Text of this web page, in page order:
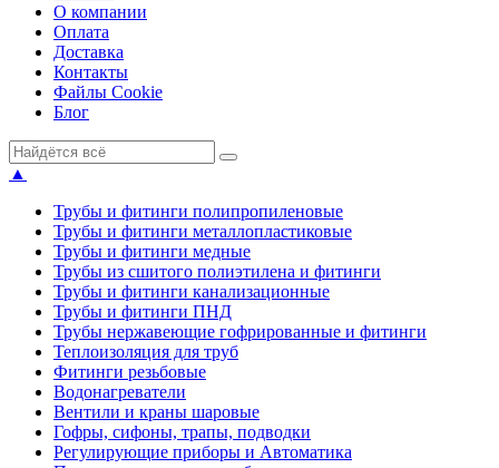
О компании
Оплата
Доставка
Контакты
Файлы Cookie
Блог
▲
Трубы и фитинги полипропиленовые
Трубы и фитинги металлопластиковые
Трубы и фитинги медные
Трубы из сшитого полиэтилена и фитинги
Трубы и фитинги канализационные
Трубы и фитинги ПНД
Трубы нержавеющие гофрированные и фитинги
Теплоизоляция для труб
Фитинги резьбовые
Водонагреватели
Вентили и краны шаровые
Гофры, сифоны, трапы, подводки
Регулирующие приборы и Автоматика